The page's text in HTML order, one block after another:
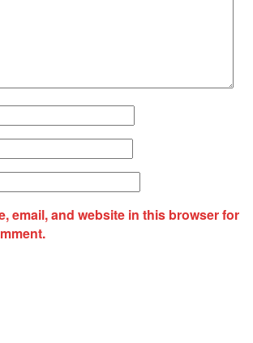
email, and website in this browser for